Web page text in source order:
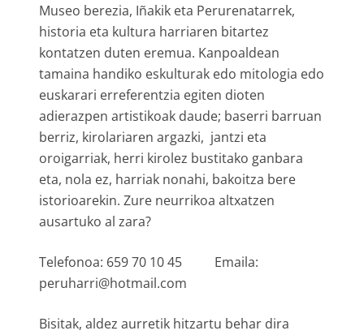
Museo berezia, Iñakik eta Perurenatarrek,
historia eta kultura harriaren bitartez
kontatzen duten eremua. Kanpoaldean
tamaina handiko eskulturak edo mitologia edo
euskarari erreferentzia egiten dioten
adierazpen artistikoak daude; baserri barruan
berriz, kirolariaren argazki, jantzi eta
oroigarriak, herri kirolez bustitako ganbara
eta, nola ez, harriak nonahi, bakoitza bere
istorioarekin. Zure neurrikoa altxatzen
ausartuko al zara?
Telefonoa: 659 70 10 45 Emaila:
peruharri@hotmail.com
Bisitak, aldez aurretik hitzartu behar dira